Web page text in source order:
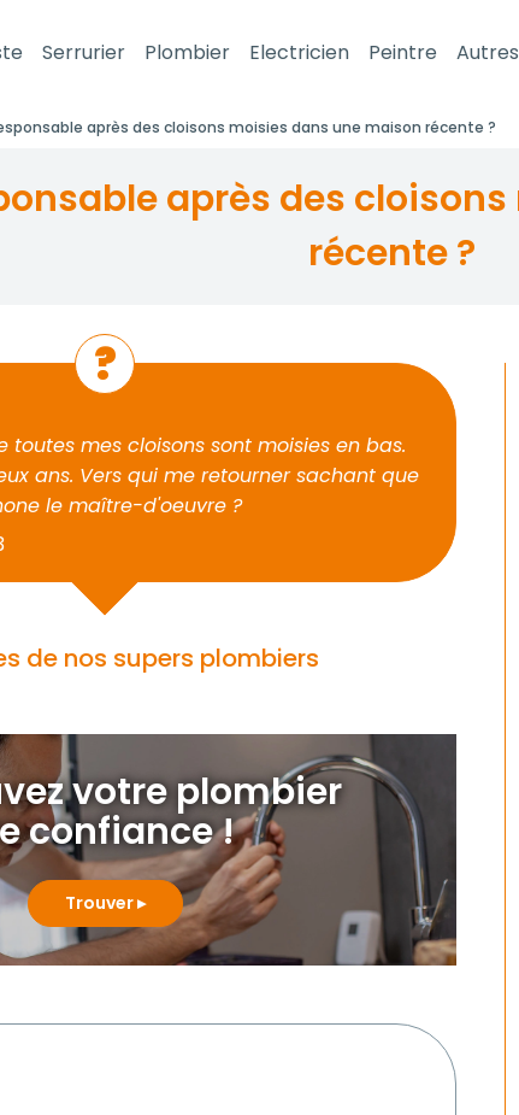
Serrurier Plombier Electricien Peintre Autres
après des cloisons moisies dans une maison récente ?
récente ?
toutes mes cloisons sont moisies en bas.
ans. Vers qui me retourner sachant que
le maître-d'oeuvre ?
de nos supers plombiers
votre plombier
confiance !
Trouver